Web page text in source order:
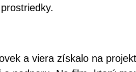
a viera získalo na